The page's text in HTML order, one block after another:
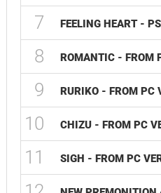
7 FEELING HEART -
8 ROMANTIC - FROM
9 RURIKO - FROM PC
10 CHIZU - FROM PC
11 SIGH - FROM PC